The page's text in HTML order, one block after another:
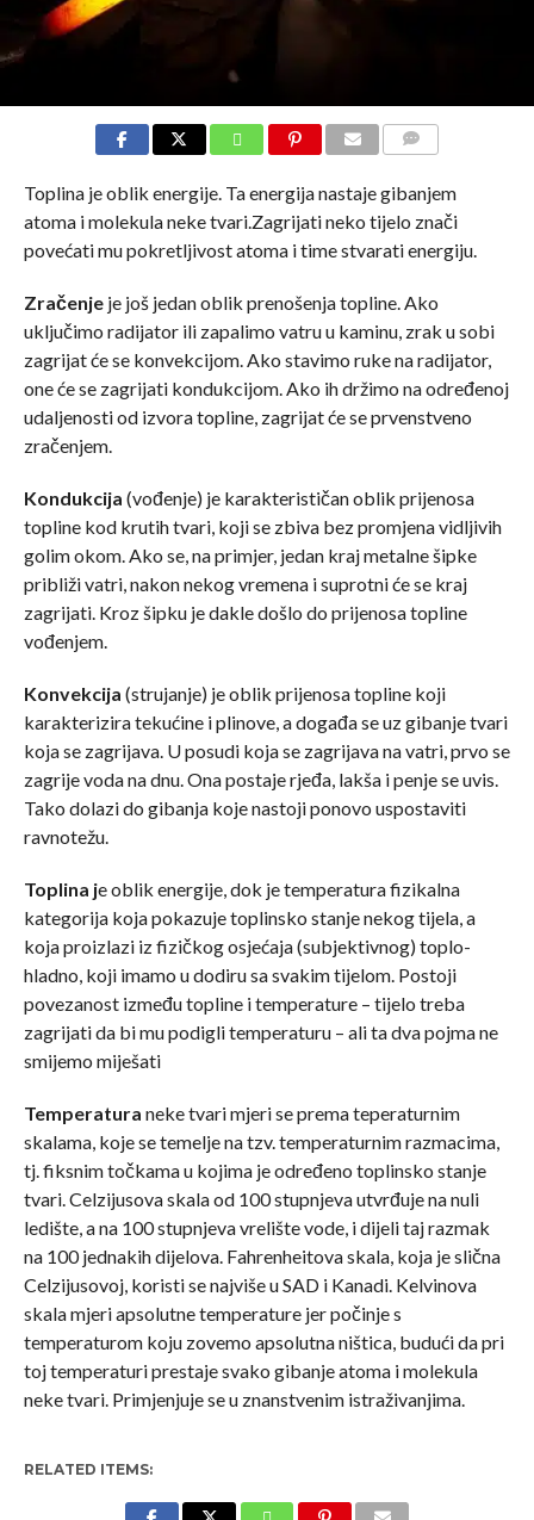
Toplina je oblik energije. Ta energija nastaje gibanjem
atoma i molekula neke tvari.Zagrijati neko tijelo znači
povećati mu pokretljivost atoma i time stvarati energiju.
Zračenjeje još jedan oblik prenošenja topline. Ako
uključimo radijator ili zapalimo vatru u kaminu, zrak u sobi
zagrijat će se konvekcijom. Ako stavimo ruke na radijator,
one će se zagrijati kondukcijom. Ako ih držimo na određenoj
udaljenosti od izvora topline, zagrijat će se prvenstveno
zračenjem.
Kondukcija (vođenje) je karakterističan oblik prijenosa
topline kod krutih tvari, koji se zbiva bez promjena vidljivih
golim okom. Ako se, na primjer, jedan kraj metalne šipke
približi vatri, nakon nekog vremena i suprotni će se kraj
zagrijati. Kroz šipku je dakle došlo do prijenosa topline
vođenjem.
Konvekcija (strujanje) je oblik prijenosa topline koji
karakterizira tekućine i plinove, a događa se uz gibanje tvari
koja se zagrijava. U posudi koja se zagrijava na vatri, prvo se
zagrije voda na dnu. Ona postaje rjeđa, lakša i penje se uvis.
Tako dolazi do gibanja koje nastoji ponovo uspostaviti
ravnotežu.
Toplina je oblik energije, dok je temperatura fizikalna
kategorija koja pokazuje toplinsko stanje nekog tijela, a
koja proizlazi iz fizičkog osjećaja (subjektivnog) toplo-
hladno, koji imamo u dodiru sa svakim tijelom. Postoji
povezanost između topline i temperature – tijelo treba
zagrijati da bi mu podigli temperaturu – ali ta dva pojma ne
smijemo miješati
Temperatura neke tvari mjeri se prema teperaturnim
skalama, koje se temelje na tzv. temperaturnim razmacima,
tj. fiksnim točkama u kojima je određeno toplinsko stanje
tvari. Celzijusova skala od 100 stupnjeva utvrđuje na nuli
ledište, a na 100 stupnjeva vrelište vode, i dijeli taj razmak
na 100 jednakih dijelova. Fahrenheitova skala, koja je slična
Celzijusovoj, koristi se najviše u SAD i Kanadi. Kelvinova
skala mjeri apsolutne temperature jer počinje s
temperaturom koju zovemo apsolutna ništica, budući da pri
toj temperaturi prestaje svako gibanje atoma i molekula
neke tvari. Primjenjuje se u znanstvenim istraživanjima.
RELATED ITEMS: